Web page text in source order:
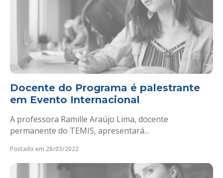
Docente do Programa é palestrante
em Evento Internacional
A professora Ramille Araújo Lima, docente
permanente do TEMIS, apresentará...
Postado em 28/03/2022